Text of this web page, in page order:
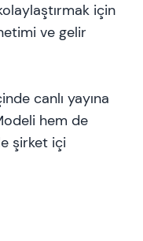
için
ve gelir
canlı yayına
hem de
şirket içi